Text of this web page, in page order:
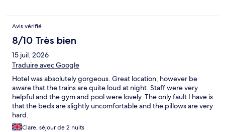
Avis vérifié
8/10 Très bien
15 juil. 2026
Traduire avec Google
Hotel was absolutely gorgeous. Great location, however be
aware that the trains are quite loud at night. Staff were very
helpful and the gym and pool were lovely. The only fault I have is
that the beds are slightly uncomfortable and the pillows are very
hard.
Clare, séjour de 2 nuits